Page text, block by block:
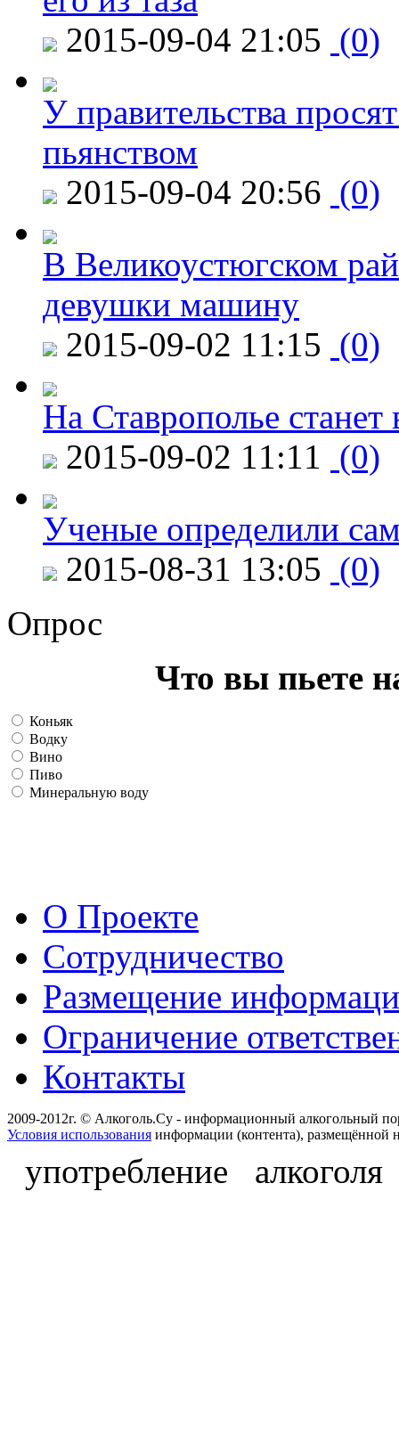
2015-09-04 21:05 (0)
У правительства
пьянством
2015-09-04 20:56 (0)
В Великоустюгском
девушки машину
2015-09-02 11:15 (0)
На Ставрополье
2015-09-02 11:11 (0)
Ученые определили
2015-08-31 13:05 (0)
Опрос
Что вы пьете
Коньяк
Водку
Вино
Пиво
Минеральную воду
О Проекте
Сотрудничество
Размещение
Ограничение
Контакты
2009-2012г. © Алкоголь.Су - информационный алкогольный
Условия использования информации (контента), размещённой
употребление